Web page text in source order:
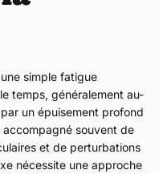
simple fatigue
temps, généralement au-
un épuisement profond
souvent de
et de perturbations
nécessite une approche